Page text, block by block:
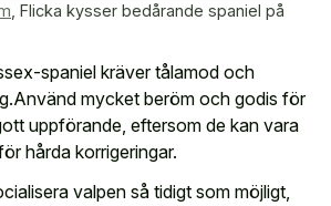
Flicka kysser bedårande spaniel på
spaniel kräver tålamod och
mycket beröm och godis för
uppförande, eftersom de kan vara
hårda korrigeringar.
valpen så tidigt som möjligt,